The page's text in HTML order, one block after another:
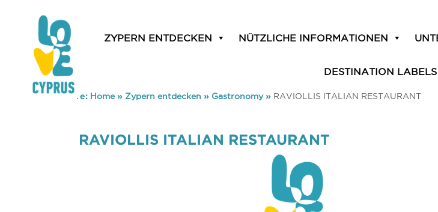
ZYPERN ENTDECKEN NÜTZLICHE INFORMATIONEN
DESTINATION LABELS
You are here: Home» Zypern entdecken » Gastronomy» RAVIOLLIS ITALIAN RESTAURANT
RAVIOLLIS ITALIAN RESTAURANT